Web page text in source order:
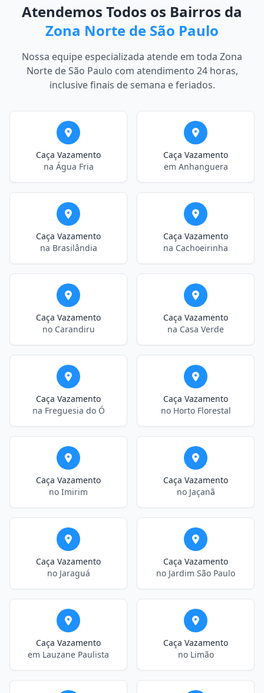
Atendemos Todos os Bairros da
Zona Norte de São Paulo
Nossa equipe especializada atende em toda Zona
Norte de São Paulo com atendimento 24 horas,
inclusive finais de semana e feriados.
Caça Vazamento
na Água Fria
Caça Vazamento
em Anhanguera
Caça Vazamento
na Brasilândia
Caça Vazamento
na Cachoeirinha
Caça Vazamento
no Carandiru
Caça Vazamento
na Casa Verde
Caça Vazamento
na Freguesia do Ó
Caça Vazamento
no Horto Florestal
Caça Vazamento
no Imirim
Caça Vazamento
no Jaçanã
Caça Vazamento
no Jaraguá
Caça Vazamento
no Jardim São Paulo
Caça Vazamento
em Lauzane Paulista
Caça Vazamento
no Limão